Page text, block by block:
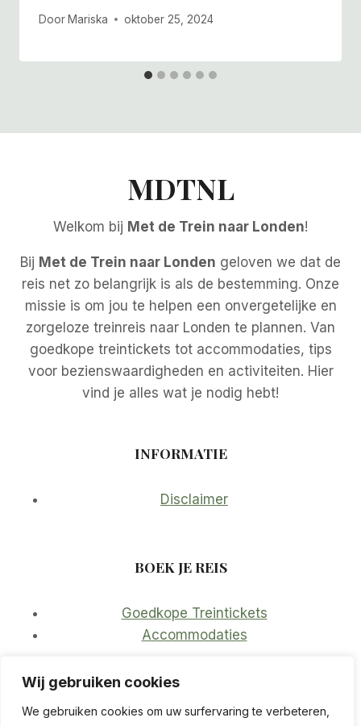
Wij gebruiken cookies
We gebruiken cookies om uw surfervaring te verbeteren,
Door Mariska oktober 25, 2024
MDTNL
Welkom bij Met de Trein naar Londen!
Bij Met de Trein naar Londen geloven we dat de
reis net zo belangrijk is als de bestemming. Onze
missie is om jou te helpen een onvergetelijke en
zorgeloze treinreis naar Londen te plannen. Van
goedkope treintickets tot accommodaties, tips
voor bezienswaardigheden en activiteiten. Hier
vind je alles wat je nodig hebt!
INFORMATIE
Disclaimer
BOEK JE REIS
Goedkope Treintickets
Accommodaties